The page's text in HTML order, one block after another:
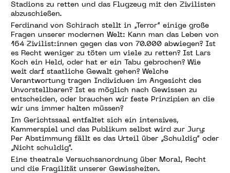
Stadions zu retten und das Flugzeug mit den Zivilisten
abzuschießen.
Ferdinand von Schirach stellt in „Terror“ einige große
Fragen unserer modernen Welt: Kann man das Leben von
164 Zivilist:innen gegen das von 70.000 abwiegen? Ist
es Recht weniger zu töten um viele zu retten? Ist Lars
Koch ein Held, oder hat er ein Tabu gebrochen? Wie
weit darf staatliche Gewalt gehen? Welche
Verantwortung tragen Individuen im Angesicht des
Unvorstellbaren? Ist es möglich nach Gewissen zu
entscheiden, oder brauchen wir feste Prinzipien an die
wir uns immer halten müssen?
Im Gerichtssaal entfaltet sich ein intensives,
Kammerspiel und das Publikum selbst wird zur Jury:
Per Abstimmung fällt es das Urteil über „Schuldig“ oder
„Nicht schuldig“.
Eine theatrale Versuchsanordnung über Moral, Recht
und die Fragilität unserer Gewissheiten.